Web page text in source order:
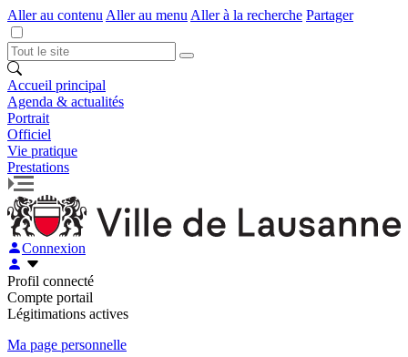
Aller au contenu Aller au menu Aller à la recherche Partager
Accueil principal
Agenda & actualités
Portrait
Officiel
Vie pratique
Prestations
Connexion
Profil connecté
Compte portail
Légitimations actives
Ma page personnelle